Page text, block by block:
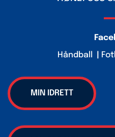
Håndball
MIN IDRETT